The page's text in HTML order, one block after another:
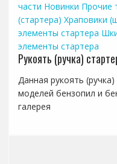
части Новинки Прочие
(стартера) Храповики
элементы стартера
элементы стартера
Рукоять (ручка)
Данная рукоять
моделей бензопил и
галерея